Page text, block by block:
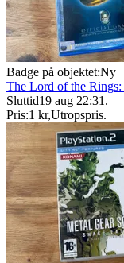
Badge på objektet:Ny
The Lord of the
Sluttid19 aug 22:31 .
Pris:1 kr,Utropspris.